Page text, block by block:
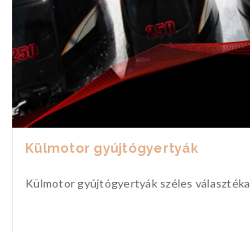
Külmotor gyújtógyertyák
Külmotor gyújtógyertyák széles választéka